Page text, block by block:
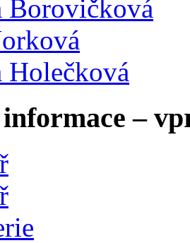
Borovičková
Holečková
–